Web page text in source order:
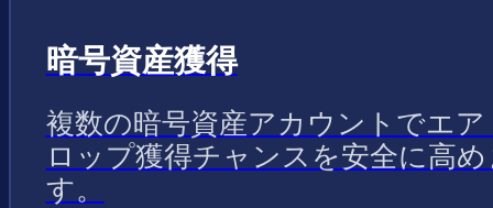
暗号資産獲得
複数の暗号資産アカウントでエア
ロップ獲得チャンスを安全に高め
す。